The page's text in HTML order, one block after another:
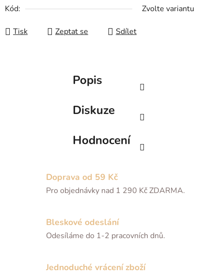
Kód: Zvolte variantu
Tisk Zeptat se Sdílet
Doprava od 59 Kč
Pro objednávky nad 1 290 Kč ZDARMA.
Bleskové odeslání
Odesíláme do 1-2 pracovních dnů.
Jednoduché vrácení zboží
Popis
Diskuze
Hodnocení